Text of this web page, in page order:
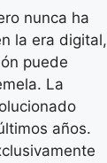
nunca ha
la era digital,
puede
La
años.